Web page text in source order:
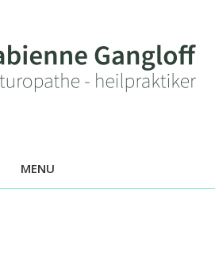
MENU